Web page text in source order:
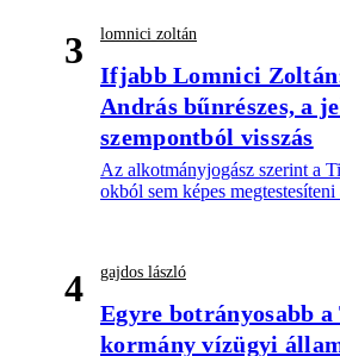
3 lomnici zoltán
Ifjabb Lomnici
András bűnrészes, a
szempontból visszás
Az alkotmányjogász szerint a
okból sem képes megtestesíteni
4 gajdos lászló
Egyre botrányosabb a
kormány vízügyi